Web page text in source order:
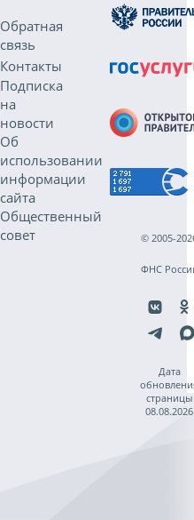
Обратная
связь
Контакты
Подписка
на
новости
Об
использовании
информации
сайта
Общественный
совет
© 2005-
ФНС
Дата
страницы
08.08.2026